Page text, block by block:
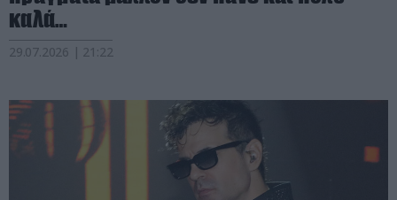
καλά…
29.07.2026 | 21:22